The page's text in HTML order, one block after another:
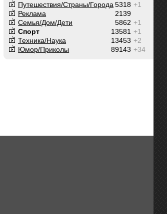
+1
5318
Путешествия/Cтраны/Города
2139
Реклама
+1
5862
Семья/Дом/Дети
+1
13581
Спорт
+2
13453
Техника/Наука
+34
89143
Юмор/Приколы